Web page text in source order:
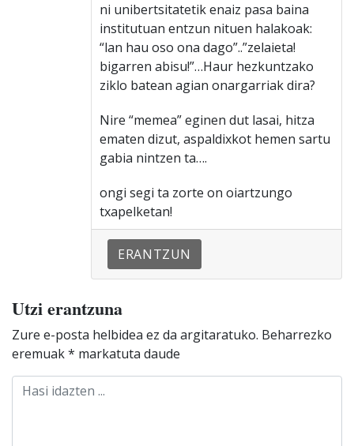
ni unibertsitatetik enaiz pasa baina
institutuan entzun nituen halakoak:
“lan hau oso ona dago”..”zelaieta!
bigarren abisu!”…Haur hezkuntzako
ziklo batean agian onargarriak dira?
Nire “memea” eginen dut lasai, hitza
ematen dizut, aspaldixkot hemen sartu
gabia nintzen ta….
ongi segi ta zorte on oiartzungo
txapelketan!
ERANTZUN
Utzi erantzuna
Zure e-posta helbidea ez da argitaratuko. Beharrezko
eremuak* markatuta daude